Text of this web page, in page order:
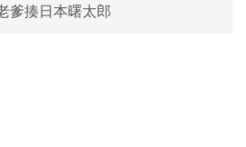
爹揍日本曙太郎